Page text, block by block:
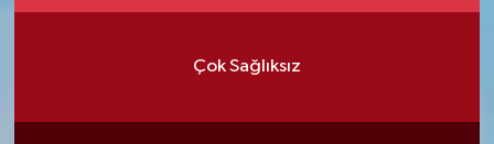
Çok Sağlıksız